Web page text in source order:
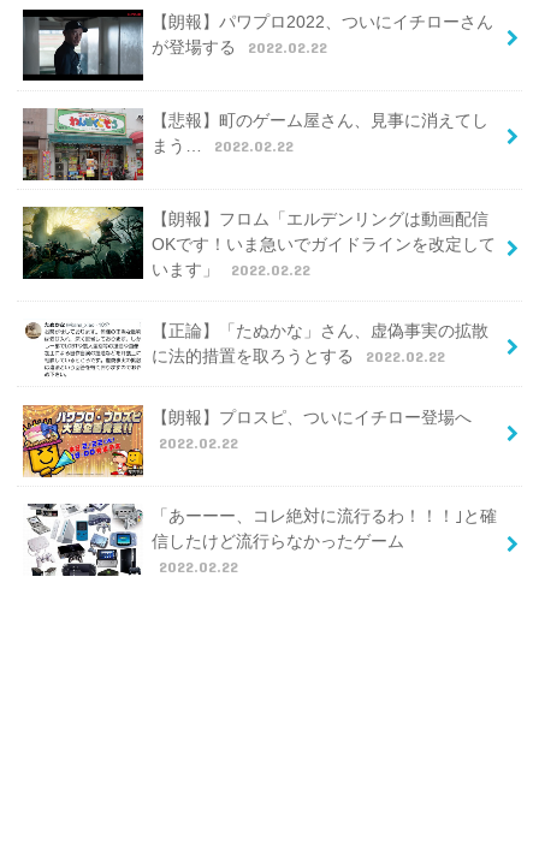
【朗報】パワプロ2022、ついにイチローさん
が登場する
2022.02.22
【悲報】町のゲーム屋さん、見事に消えてし
まう…
2022.02.22
【朗報】フロム「エルデンリングは動画配信
OKです！いま急いでガイドラインを改定して
います」
2022.02.22
【正論】「たぬかな」さん、虚偽事実の拡散
に法的措置を取ろうとする
2022.02.22
【朗報】プロスピ、ついにイチロー登場へ
2022.02.22
「あーーー、コレ絶対に流行るわ！！！｣と確
信したけど流行らなかったゲーム
2022.02.22